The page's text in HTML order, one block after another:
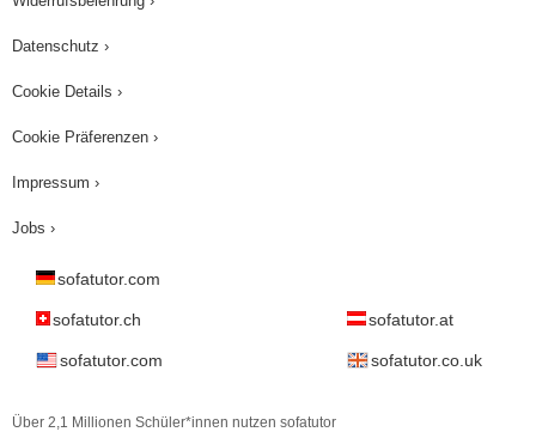
Datenschutz ›
Cookie Details ›
Cookie Präferenzen ›
Impressum ›
Jobs ›
sofatutor.com
sofatutor.ch sofatutor.at
sofatutor.com sofatutor.co.uk
Über 2,1 Millionen Schüler*innen nutzen sofatutor